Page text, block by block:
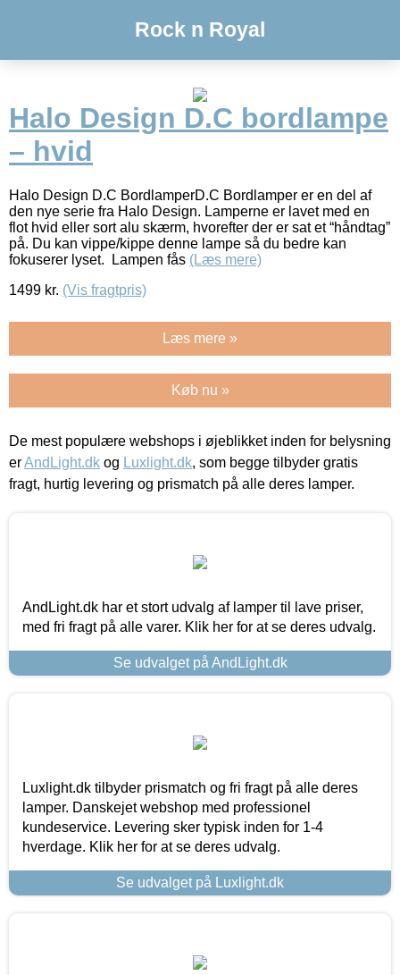
Rock n Royal
Halo Design D.C bordlampe
– hvid
Halo Design D.C BordlamperD.C Bordlamper er en del af
den nye serie fra Halo Design. Lamperne er lavet med en
flot hvid eller sort alu skærm, hvorefter der er sat et “håndtag”
på. Du kan vippe/kippe denne lampe så du bedre kan
fokuserer lyset. Lampen fås (Læs mere)
1499 kr. (Vis fragtpris)
Læs mere »
Køb nu »
De mest populære webshops i øjeblikket inden for belysning
erAndLight.dk og Luxlight.dk, som begge tilbyder gratis
fragt, hurtig levering og prismatch på alle deres lamper.
AndLight.dk har et stort udvalg af lamper til lave priser,
med fri fragt på alle varer. Klik her for at se deres udvalg.
Se udvalget på AndLight.dk
Luxlight.dk tilbyder prismatch og fri fragt på alle deres
lamper. Danskejet webshop med professionel
kundeservice. Levering sker typisk inden for 1-4
hverdage. Klik her for at se deres udvalg.
Se udvalget på Luxlight.dk